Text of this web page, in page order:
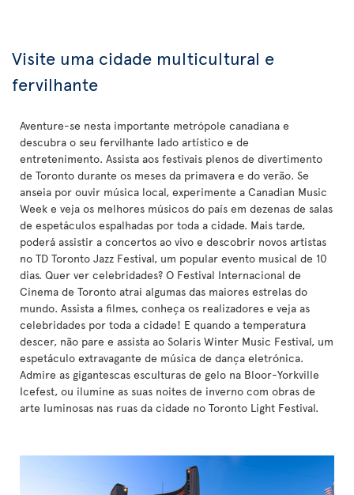
Visite uma cidade multicultural e
fervilhante
Aventure-se nesta importante metrópole canadiana e
descubra o seu fervilhante lado artístico e de
entretenimento. Assista aos festivais plenos de divertimento
de Toronto durante os meses da primavera e do verão. Se
anseia por ouvir música local, experimente a Canadian Music
Week e veja os melhores músicos do país em dezenas de salas
de espetáculos espalhadas por toda a cidade. Mais tarde,
poderá assistir a concertos ao vivo e descobrir novos artistas
no TD Toronto Jazz Festival, um popular evento musical de 10
dias. Quer ver celebridades? O Festival Internacional de
Cinema de Toronto atrai algumas das maiores estrelas do
mundo. Assista a filmes, conheça os realizadores e veja as
celebridades por toda a cidade! E quando a temperatura
descer, não pare e assista ao Solaris Winter Music Festival, um
espetáculo extravagante de música de dança eletrónica.
Admire as gigantescas esculturas de gelo na Bloor-Yorkville
Icefest, ou ilumine as suas noites de inverno com obras de
arte luminosas nas ruas da cidade no Toronto Light Festival.